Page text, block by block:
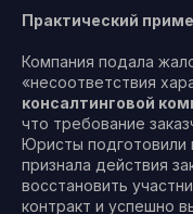
Практический
Компания подала
«несоответствия
консалтинговой
что требование
Юристы подготовили
признала действия
восстановить
контракт и успешно